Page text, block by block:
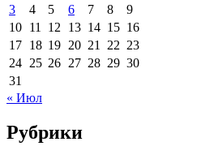
3
4 5 6 7 8
9
10 11 12 13 14 15 16
17 18 19 20 21 22 23
24 25 26 27 28 29 30
31
« Июл
Рубрики